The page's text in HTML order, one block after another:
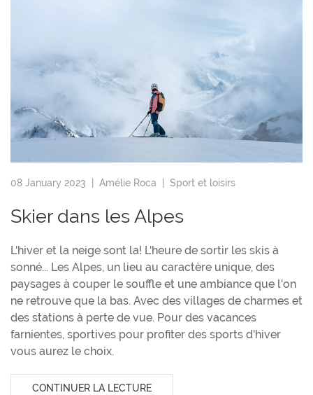
08 January 2023 | Amélie Roca Sport et loisirs
Skier dans les Alpes
L'hiver et la neige sont la! L'heure de sortir les skis à
sonné... Les Alpes, un lieu au caractère unique, des
paysages à couper le souffle et une ambiance que l'on
ne retrouve que la bas. Avec des villages de charmes et
des stations à perte de vue. Pour des vacances
farnientes, sportives pour profiter des sports d'hiver
vous aurez le choix.
CONTINUER LA LECTURE